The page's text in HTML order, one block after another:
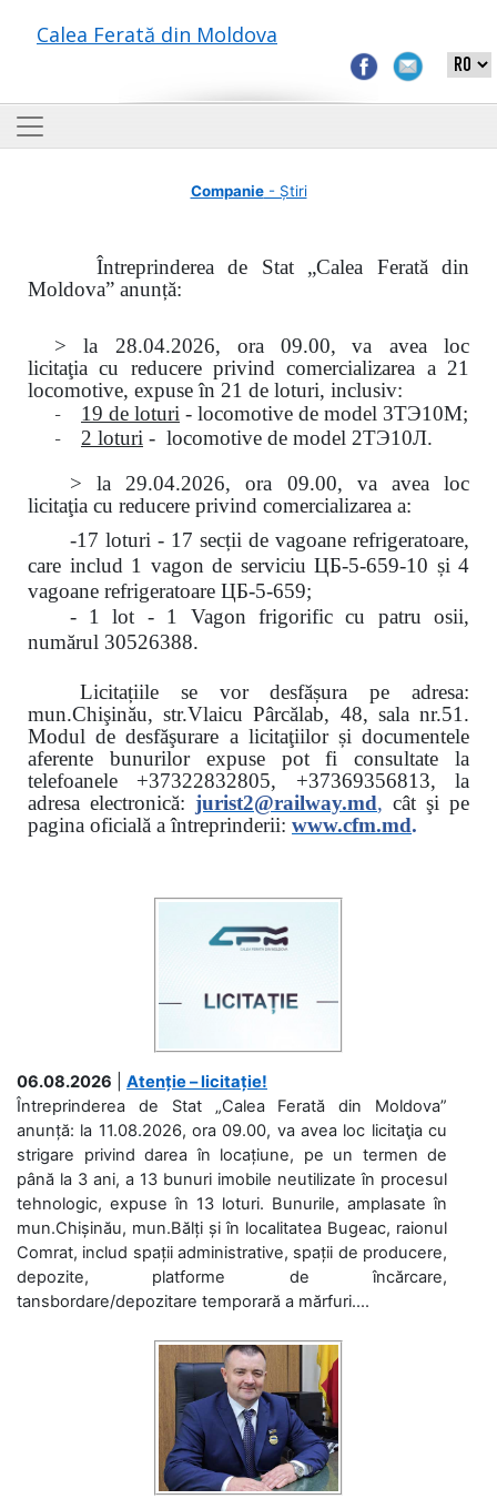
Calea Ferată din Moldova
Companie- Știri
Întreprinderea de Stat „Calea Ferată din
Moldova” anunță:
> la 28.04.2026, ora 09.00,
va avea loc
licitaţiacu reducere privind comercializarea a 21
locomotive, expuse în 21 de loturi, inclusiv:
- 19 de loturi - locomotive de model 3ТЭ10М;
- 2 loturi - locomotive de model 2ТЭ10Л.
> la 29.04.2026, ora 09.00, va avea loc
licitaţia cu reducere privind comercializarea a:
-17 loturi - 17 secții de vagoane refrigeratoare,
care includ 1 vagon de serviciu ЦБ-5-659-10 și 4
vagoane refrigeratoare ЦБ-5-659;
- 1 lot - 1 Vagon frigorific cu patru osii,
numărul 30526388.
Licitațiile se vor desfășura pe adresa:
mun.Chişinău, str.Vlaicu Pârcălab, 48, sala nr.51.
Modul de desfăşurare a licitaţiilor și documentele
aferente bunurilor expuse pot fi consultate la
telefoanele +37322832805, +37369356813, la
adresa electronică: jurist2@railway.md, cât şi pe
pagina oficială a întreprinderii: www.cfm.md.
06.08.2026
Atenție – licitație!
Întreprinderea de Stat „Calea Ferată din Moldova”
anunță: la 11.08.2026, ora 09.00, va avea loc licitaţia cu
strigare privind darea în locațiune, pe un termen de
până la 3 ani, a 13 bunuri imobile neutilizate în procesul
tehnologic, expuse în 13 loturi. Bunurile, amplasate în
mun.Chișinău, mun.Bălți și în localitatea Bugeac, raionul
Comrat, includ spații administrative, spații de producere,
depozite, platforme de încărcare,
tansbordare/depozitare temporară a mărfuri....